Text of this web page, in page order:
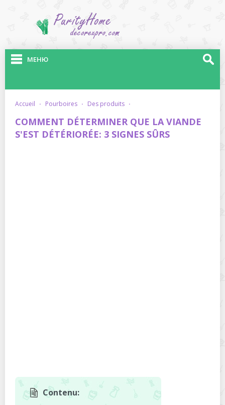
МЕНЮ
accueil · pourboires · des produits ·
COMMENT DÉTERMINER QUE LA VIANDE
S'EST DÉTÉRIORÉE: 3 SIGNES SÛRS
Contenu: